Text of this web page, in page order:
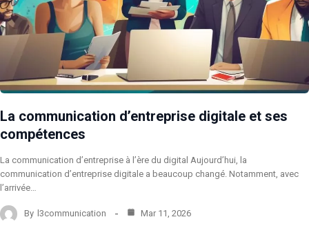
La communication d’entreprise digitale et ses
compétences
La communication d’entreprise à l’ère du digital Aujourd’hui, la
communication d’entreprise digitale a beaucoup changé. Notamment, avec
l’arrivée…
By l3communication Mar 11, 2026